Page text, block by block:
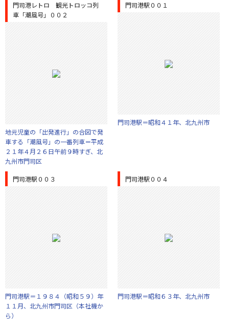
門司港レトロ 観光トロッコ列
車「潮風号」００２
地元児童の「出発進行」の合図で発
車する「潮風号」の一番列車＝平成
２１年４月２６日午前９時すぎ、北
九州市門司区
門司港駅００１
門司港駅＝昭和４１年、北九州市
門司港駅００３
門司港駅＝１９８４（昭和５９）年
１１月、北九州市門司区（本社機か
ら）
門司港駅００４
門司港駅＝昭和６３年、北九州市